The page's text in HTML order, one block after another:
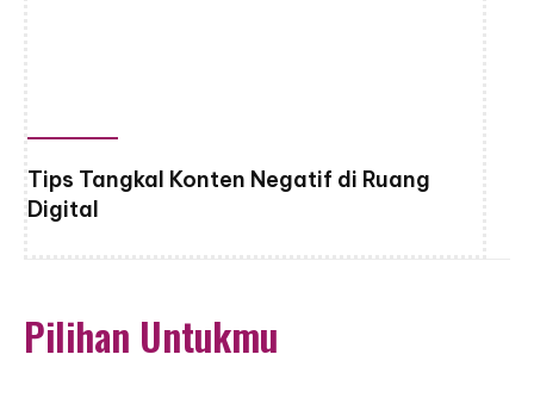
Tips Tangkal Konten Negatif di Ruang
Digital
Pilihan Untukmu